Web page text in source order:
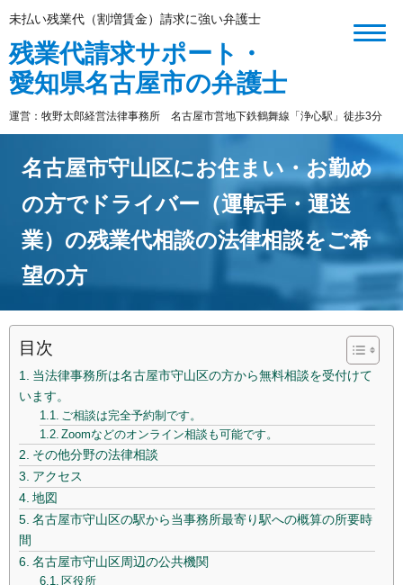
未払い残業代（割増賃金）請求に強い弁護士
残業代請求サポート・
愛知県名古屋市の弁護士
運営：牧野太郎経営法律事務所 名古屋市営地下鉄鶴舞線「浄心駅」徒歩3分
名古屋市守山区にお住まい・お勤め
の方でドライバー（運転手・運送
業）の残業代相談の法律相談をご希
望の方
目次
当法律事務所は名古屋市守山区の方から無料相談を受付けて
います。
ご相談は完全予約制です。
Zoomなどのオンライン相談も可能です。
その他分野の法律相談
アクセス
地図
名古屋市守山区の駅から当事務所最寄り駅への概算の所要時
間
名古屋市守山区周辺の公共機関
区役所